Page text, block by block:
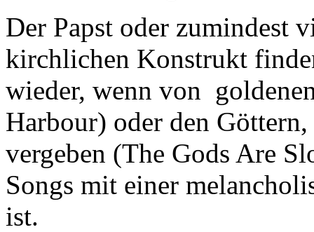
Der Papst oder zumindest
kirchlichen Konstrukt
wieder, wenn von
Harbour) oder den
vergeben (The Gods Are
Songs mit einer
ist.